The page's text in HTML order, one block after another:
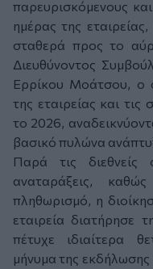
παρευρισκόμενους
ημέρας της
σταθερά προς το
Διευθύνοντος
Ερρίκου Μοάτσου, ο
της εταιρείας και τις
το 2026,
βασικό πυλώνα
Παρά τις διεθνείς
αναταράξεις,
πληθωρισμό, η
εταιρεία διατήρησε
πέτυχε ιδιαίτερα
μήνυμα της εκδήλωσης